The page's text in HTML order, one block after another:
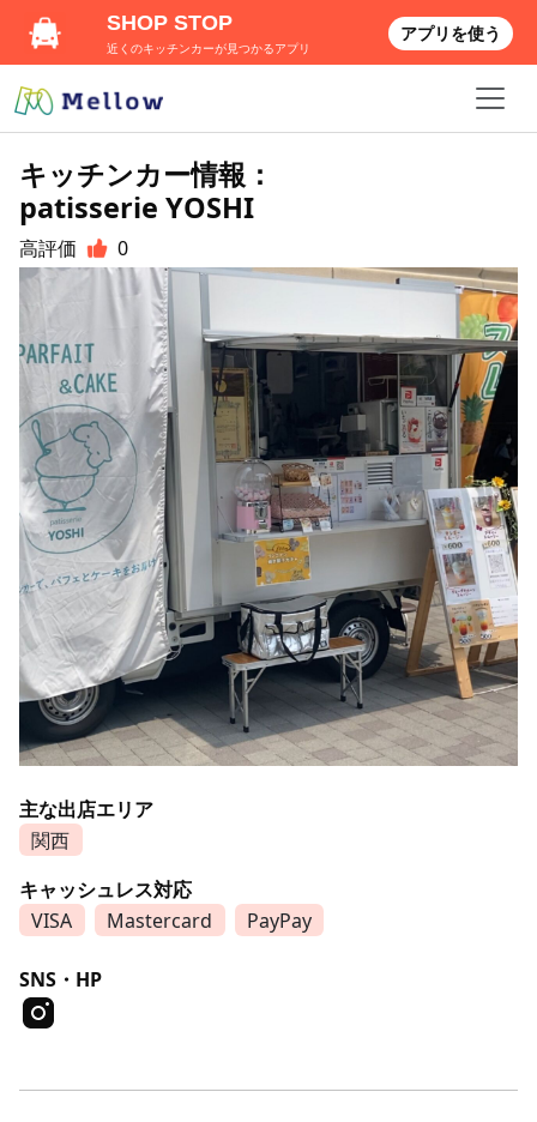
キッチンカー情報：
patisserie YOSHI
高評価 0
主な出店エリア
関西
キャッシュレス対応
VISA
Mastercard PayPay
SNS・HP
SHOP STOP
近くのキッチンカーが見つかるアプリ
アプリを使う